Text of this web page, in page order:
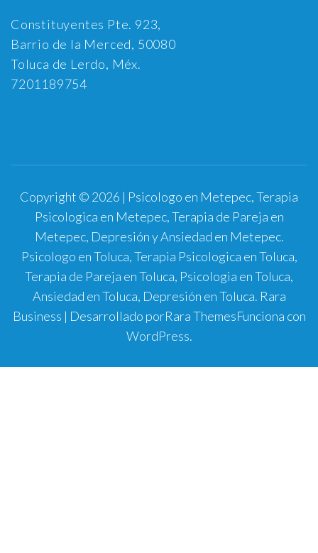
Constituyentes Pte. 923,
Barrio de la Merced, 50080
Toluca de Lerdo, Méx.
7201189754
Copyright © 2026 | Psicologo en Metepec, Terapia
Psicologica en Metepec, Terapia de Pareja en
Metepec, Depresión y Ansiedad en Metepec.
Psicologo en Toluca, Terapia Psicologica en Toluca,
Terapia de Pareja en Toluca, Psicologia en Toluca,
Ansiedad en Toluca, Depresión en Toluca. Rara
Business | Desarrollado porRara ThemesFunciona con
WordPress.